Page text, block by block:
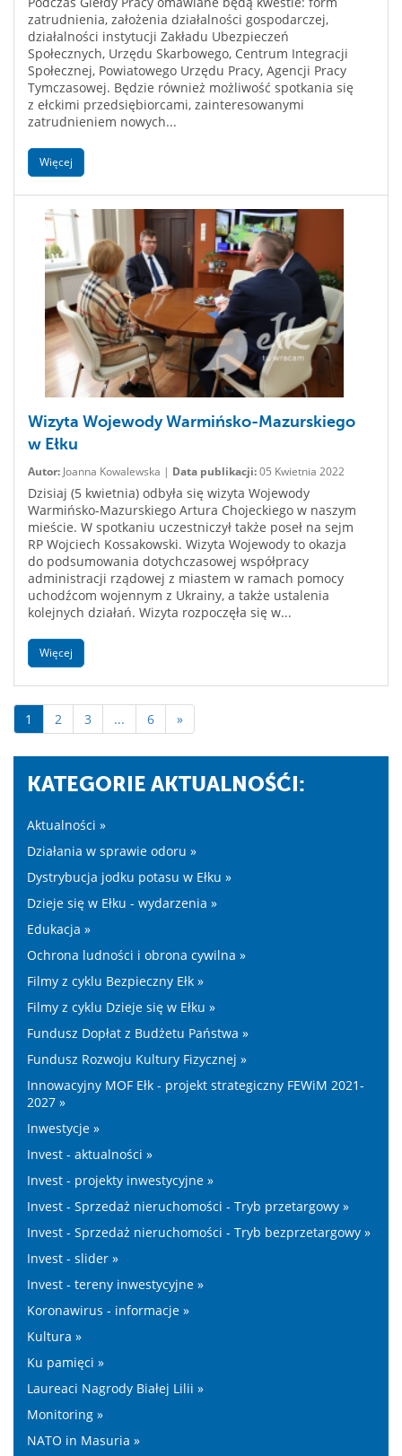
zatrudnienia, założenia działalności gospodarczej,
działalności instytucji Zakładu Ubezpieczeń
Społecznych, Urzędu Skarbowego, Centrum Integracji
Społecznej, Powiatowego Urzędu Pracy, Agencji Pracy
Tymczasowej. Będzie również możliwość spotkania się
z ełckimi przedsiębiorcami, zainteresowanymi
zatrudnieniem nowych...
Więcej
Wizyta Wojewody Warmińsko-Mazurskiego
w Ełku
Autor: Joanna Kowalewska | Data publikacji:05 Kwietnia 2022
Dzisiaj (5 kwietnia) odbyła się wizyta Wojewody
Warmińsko-Mazurskiego Artura Chojeckiego w naszym
mieście. W spotkaniu uczestniczył także poseł na sejm
RP Wojciech Kossakowski. Wizyta Wojewody to okazja
do podsumowania dotychczasowej współpracy
administracji rządowej z miastem w ramach pomocy
uchodźcom wojennym z Ukrainy, a także ustalenia
kolejnych działań. Wizyta rozpoczęła się w...
Więcej
1 2 3 ... 6 »
KATEGORIE AKTUALNOŚĆI:
Aktualności »
Działania w sprawie odoru »
Dystrybucja jodku potasu w Ełku »
Dzieje się w Ełku - wydarzenia »
Edukacja »
Ochrona ludności i obrona cywilna »
Filmy z cyklu Bezpieczny Ełk »
Filmy z cyklu Dzieje się w Ełku »
Fundusz Dopłat z Budżetu Państwa »
Fundusz Rozwoju Kultury Fizycznej »
Innowacyjny MOF Ełk - projekt strategiczny FEWiM 2021-
2027 »
Inwestycje »
Invest - aktualności »
Invest - projekty inwestycyjne »
Invest - Sprzedaż nieruchomości - Tryb przetargowy »
Invest - Sprzedaż nieruchomości - Tryb bezprzetargowy »
Invest - slider »
Invest - tereny inwestycyjne »
Koronawirus - informacje »
Kultura »
Ku pamięci »
Laureaci Nagrody Białej Lilii »
Monitoring »
NATO in Masuria »